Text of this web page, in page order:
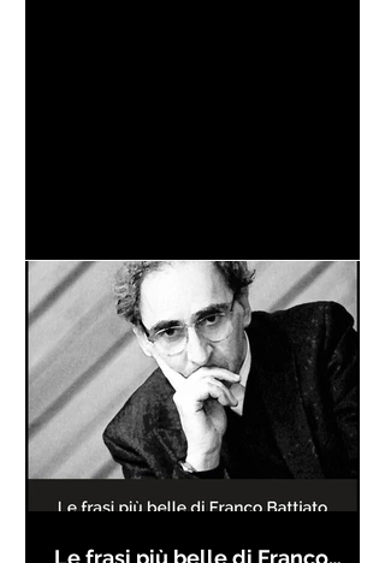
Le frasi più belle di Franco